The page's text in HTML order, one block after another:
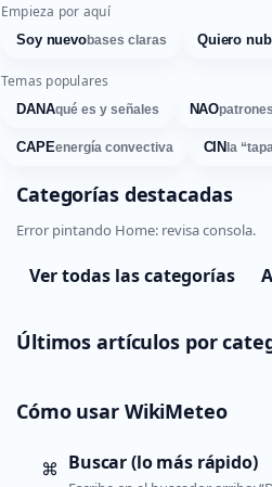
Empieza por aquí
Soy nuevobases claras Quiero
Temas populares
DANAqué es y señales NAO
CAPEenergía convectiva CIN la
Categorías destacadas
Error pintando Home: revisa consola.
Ver todas las categorías
Últimos artículos por
Cómo usar WikiMeteo
⌘ Buscar (lo más rápido)